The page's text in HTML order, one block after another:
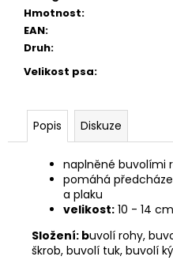
Hmotnost:
EAN:
Druh:
Velikost psa:
Popis Diskuze
naplněné buvolími
pomáhá
a plaku
velikost: 10 - 14 cm
Složení: buvolí rohy,
škrob, buvolí tuk, buvolí
JOSICAT
KAPSIČKA
RICH
IN
CHICKEN
SAUCE
85G
29